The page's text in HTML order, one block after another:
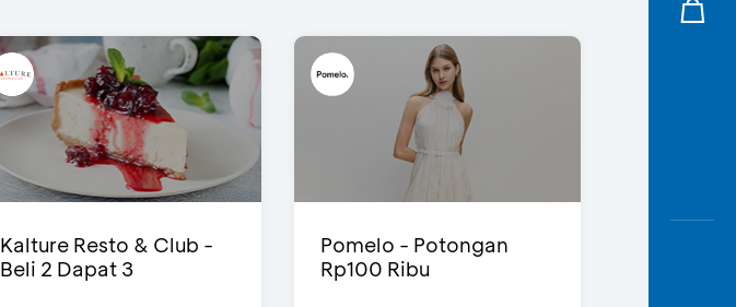
Kalture Resto & Club -
Beli 2 Dapat 3
Pomelo - Potongan
Rp100 Ribu